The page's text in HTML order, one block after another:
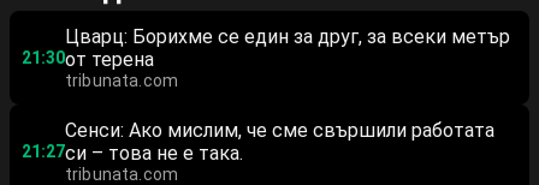
21:30
Цварц: Борихме се един за друг, за всеки метър
от терена
tribunata.com
21:27
Сенси: Ако мислим, че сме свършили работата
си – това не е така.
tribunata.com